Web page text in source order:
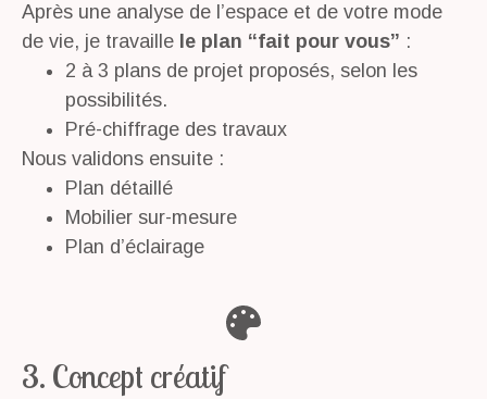
Après une analyse de l’espace et de votre mode
de vie, je travaille le plan “fait pour vous” :
2 à 3 plans de projet proposés, selon les
possibilités.
Pré-chiffrage des travaux
Nous validons ensuite :
Plan détaillé
Mobilier sur-mesure
Plan d’éclairage
3. Concept créatif